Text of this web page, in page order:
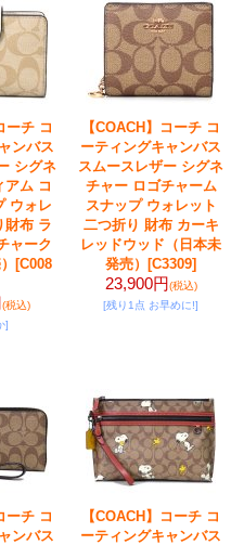
ーチ コ
ンバス
シグネ
アム コ
ウォレ
財布 ラ
ャーク
[C008
(税込)
]
【COACH】コーチ コ
ーティングキャンバス
スムースレザー シグネ
チャー ロゴチャーム
スナップ ウォレット
二つ折り 財布 カーキ
レッドウッド（日本未
発売）
[C3309]
23,900円(税込)
[残り1点 お早めに!]
ーチ コ
ンバス
【COACH】コーチ コ
ーティングキャンバス